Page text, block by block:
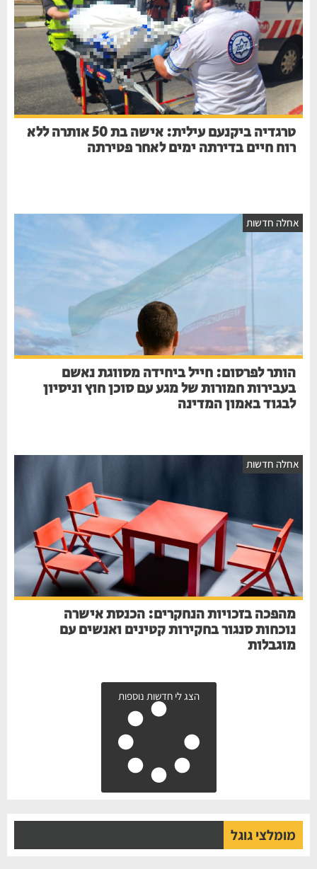
טרגדיה ביקנעם עילית: אישה בת 50 אותרה ללא
רוח חיים בדירתה ימים לאחר פטירתה
אחלה חדשות
הותר לפרסום: חייל ביחידה מסווגת נאשם
בעבירות חמורות של מגע עם סוכן חוץ וניסיון
לבגוד באמון המדינה
אחלה חדשות
מהפכה בזכויות הנחקרים: הכנסת אישרה
נוכחות סנגור בחקירות קטינים ואנשים עם
מוגבלות
הצג לי חדשות נוספות
מומלצי גוגל